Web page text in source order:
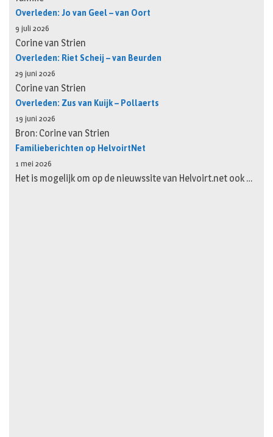
Overleden: Jo van Geel – van Oort
9 juli 2026
Corine van Strien
Overleden: Riet Scheij – van Beurden
29 juni 2026
Corine van Strien
Overleden: Zus van Kuijk – Pollaerts
19 juni 2026
Bron: Corine van Strien
Familieberichten op HelvoirtNet
1 mei 2026
Het is mogelijk om op de nieuwssite van Helvoirt.net ook …